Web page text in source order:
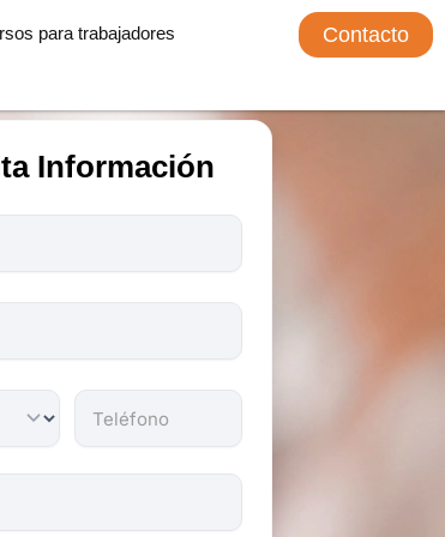
para trabajadores Contacto
Información